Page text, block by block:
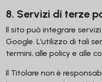
8. Servizi di terze
Il sito può integrare
Google. L’utilizzo di tali
termini, alle policy e alle
Il Titolare non è